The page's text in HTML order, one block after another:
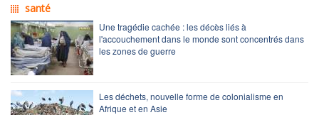
santé
Une tragédie cachée : les décès liés à
l'accouchement dans le monde sont concentrés dans
les zones de guerre
Les déchets, nouvelle forme de colonialisme en
Afrique et en Asie